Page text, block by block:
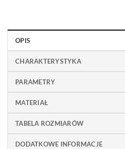
OPIS
CHARAKTERYSTYKA
PARAMETRY
MATERIAŁ
TABELA ROZMIARÓW
DODATKOWE INFORMACJE